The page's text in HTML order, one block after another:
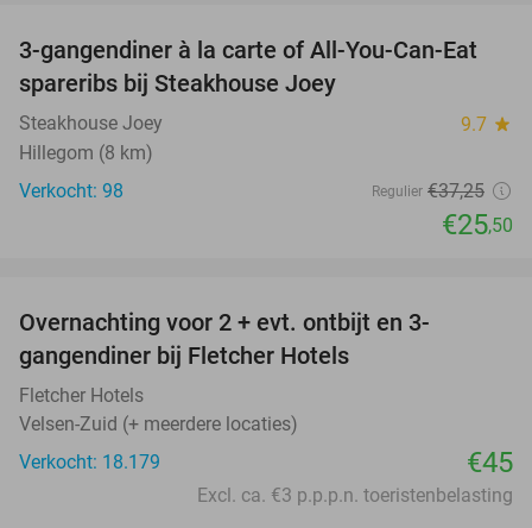
32%
3-gangendiner à la carte of All-You-Can-Eat
spareribs bij Steakhouse Joey
Steakhouse Joey 9.7 star
Hillegom (8 km)
Verkocht: 98
Regulier €37,25
€25,50
Overnachting voor 2 + evt. ontbijt en 3-
gangendiner bij Fletcher Hotels
Fletcher Hotels
Velsen-Zuid (+ meerdere locaties)
Verkocht: 18.179
€45
Excl. ca. €3 p.p.p.n. toeristenbelasting